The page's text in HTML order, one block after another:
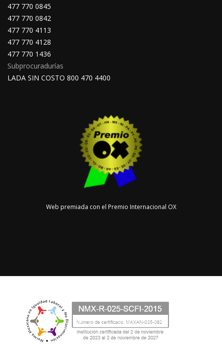
477 770 0845
477 770 0842
477 770 4113
477 770 4128
477 770 1436
Subprocuradurías
LADA SIN COSTO 800 470 4400
Web premiada con el Premio Internacional OX